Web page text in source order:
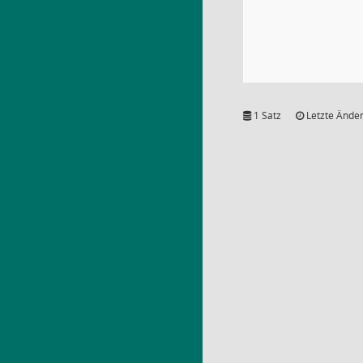
1 Satz Letzte